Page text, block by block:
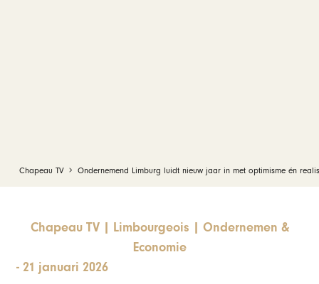
Chapeau TV Ondernemend Limburg luidt nieuw jaar in met optimisme én
Chapeau TV Limbourgeois
Ondernemen &
Economie
-21 januari 2026